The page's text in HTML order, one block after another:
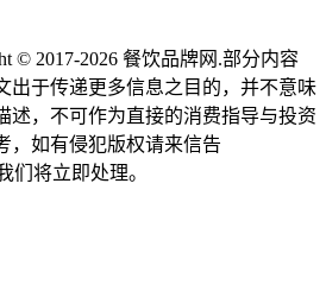
© 2017-2026 餐饮品牌网 .部分内容
出于传递更多信息之目的，并不意味
述，不可作为直接的消费指导与投资
，如有侵犯版权请来信告
们将立即处理。